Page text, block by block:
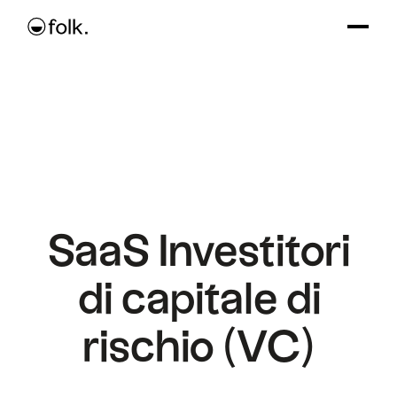
SaaS Investitori
di capitale di
rischio (VC)